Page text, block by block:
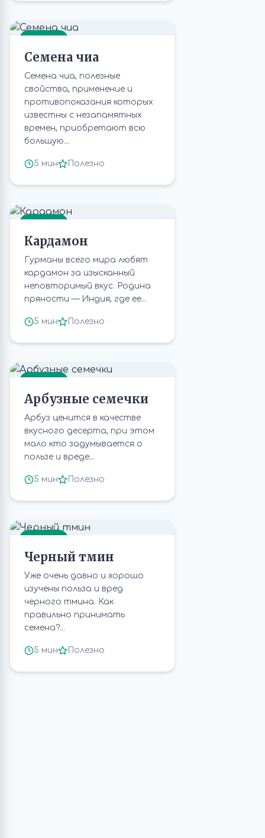
Семена чиа
Семена чиа, полезные
свойства, применение и
противопоказания которых
известны с незапамятных
времен, приобретают всю
большую...
5 мин Полезно
Кардамон
Гурманы всего мира любят
кардамон за изысканный
неповторимый вкус. Родина
пряности — Индия, где ее...
5 мин Полезно
Арбузные семечки
Арбуз ценится в качестве
вкусного десерта, при этом
мало кто задумывается о
пользе и вреде...
5 мин Полезно
Черный тмин
Уже очень давно и хорошо
изучены польза и вред
черного тмина. Как
правильно принимать
семена?...
5 мин Полезно